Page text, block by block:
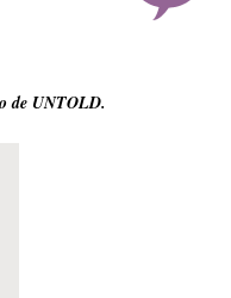
de UNTOLD.